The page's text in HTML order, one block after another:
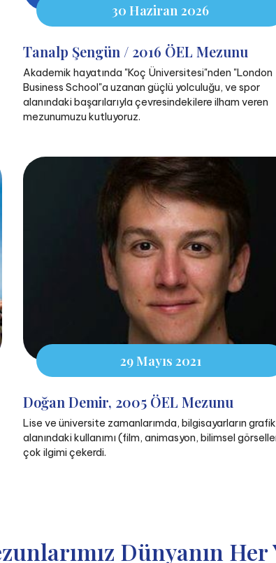
30 Haziran 2026
Tanalp Şengün / 2016 ÖEL Mezunu
Akademik hayatında "Koç Üniversitesi"nden "London
Business School"a uzanan güçlü yolculuğu, ve spor
alanındaki başarılarıyla çevresindekilere ilham veren
mezunumuzu kutluyoruz.
29 Mayıs 2021
Doğan Demir, 2005 ÖEL Mezunu
Lise ve üniversite zamanlarımda, bilgisayarların grafik
alanındaki kullanımı (film, animasyon, bilimsel
çok ilgimi çekerdi.
Dünyanın Her